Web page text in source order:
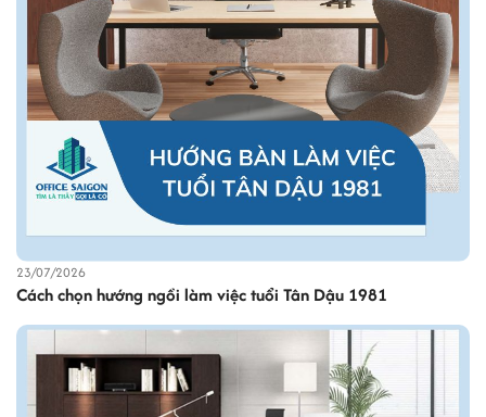
23/07/2026
Cách chọn hướng ngồi làm việc tuổi Tân Dậu 1981